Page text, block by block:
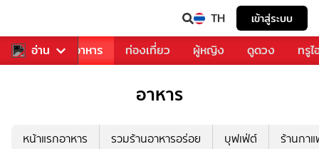
TH เข้าสู่ระบบ
อ่าน
การเพลง อาหาร ท่องเที่ยว ผู้หญิง ดูดวง ทรู
อาหาร
หน้าแรกอาหาร รวมร้านอาหารอร่อย บุฟเฟ่ต์ ร้านกา